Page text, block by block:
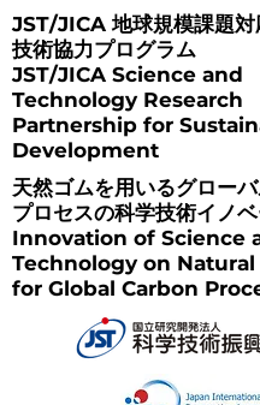
JST/JICA 地球規模課題対
技術協力プログラム
天然ゴムを用いるグロー
プロセスの科学技術イノ
JST/JICA Science and
Technology Research
Partnership for
Development
Innovation of Science
Technology on
for Global Carbon